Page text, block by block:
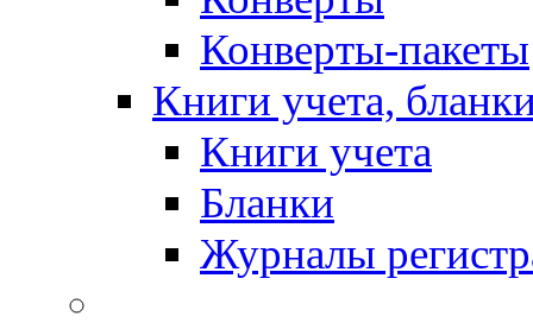
Конверты-пакеты
Книги учета,
Книги учета
Бланки
Журналы